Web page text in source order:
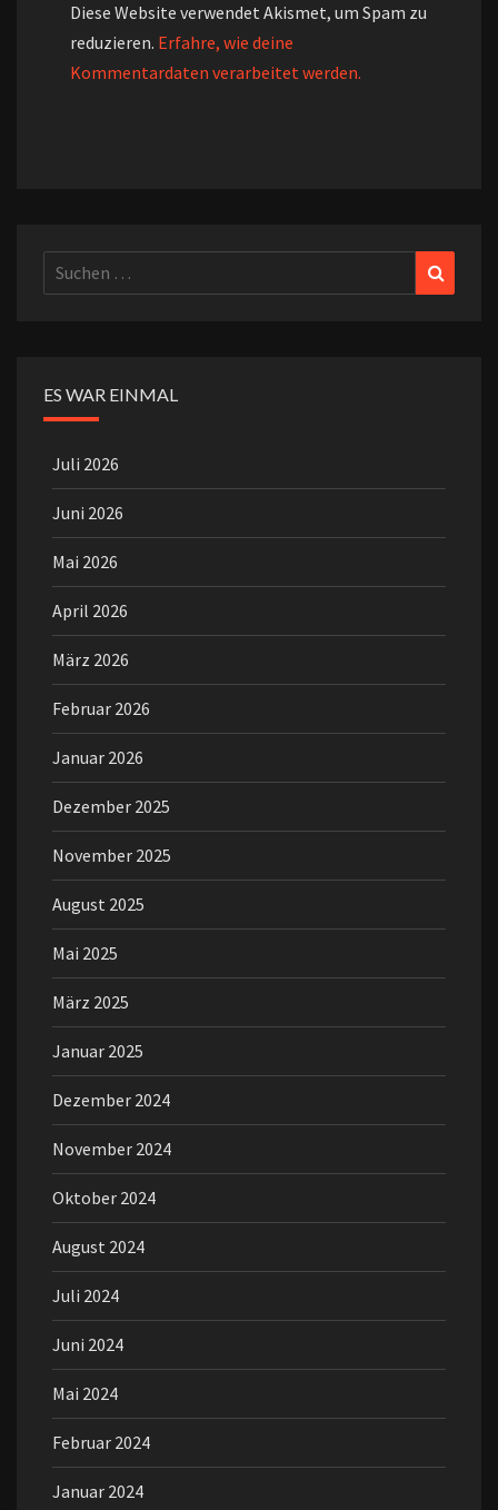
Diese Website verwendet Akismet, um Spam zu
reduzieren. Erfahre, wie deine
Kommentardaten verarbeitet werden.
Suchen
nach:
ES WAR EINMAL
Juli 2026
Juni 2026
Mai 2026
April 2026
März 2026
Februar 2026
Januar 2026
Dezember 2025
November 2025
August 2025
Mai 2025
März 2025
Januar 2025
Dezember 2024
November 2024
Oktober 2024
August 2024
Juli 2024
Juni 2024
Mai 2024
Februar 2024
Januar 2024